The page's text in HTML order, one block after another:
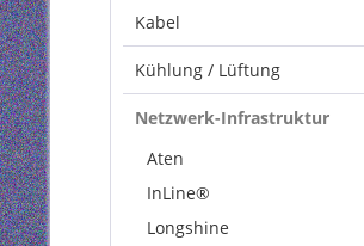
Kabel
Kühlung / Lüftung
Netzwerk-Infrastruktur
Aten
InLine®
Longshine